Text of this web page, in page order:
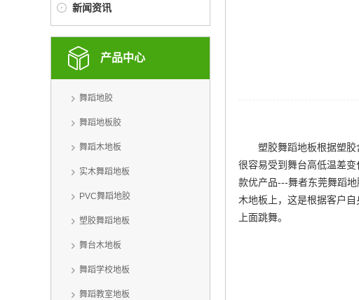
新闻资讯
产品中心
舞蹈地胶
舞蹈地板胶
舞蹈木地板
实木舞蹈地板
PVC舞蹈地胶
塑胶舞蹈地板
舞台木地板
舞蹈学校地板
舞蹈教室地板
塑胶舞蹈地板根据塑
很容易受到舞台高低温差
款优产品---舞者东莞舞蹈地
木地板上，这是根据客户
上面跳舞。